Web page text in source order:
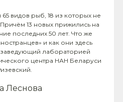
видов рыб, 18 из которых не
13 новых прижились на
последних 50 лет. Что же
и как они здесь
лабораторией
центра НАН Беларуси
Леснова